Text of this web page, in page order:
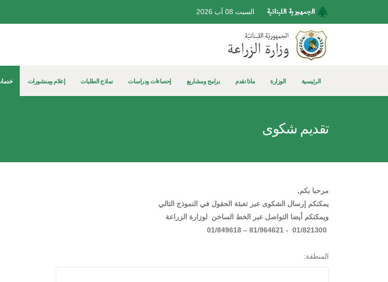
السبت 08 آب 2026
الرئيسية الوزارة ماذا نقدم برامج ومشاريع إحصاءات ودراسات نماذج الطلبات إعلام ومنشورات
تقديم شكوى
مرحبا بكم,
يمكنكم إرسال الشكوى عبر تعبئة الحقول في النموذج التالي
ويمكنكم أيضا التواصل عبر الخط الساخن لوزارة الزراعة
المنطقة: